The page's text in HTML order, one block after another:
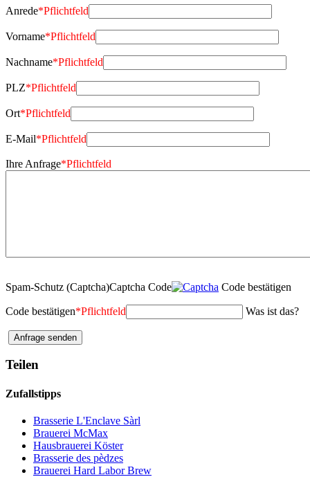
Anrede*Pflichtfeld
Vorname*Pflichtfeld
Nachname*Pflichtfeld
PLZ*Pflichtfeld
Ort*Pflichtfeld
E-Mail*Pflichtfeld
Ihre Anfrage*Pflichtfeld
Spam-Schutz (Captcha)Captcha Code Code bestätigen
Code bestätigen*Pflichtfeld Was ist das?
Teilen
Zufallstipps
Brasserie L'Enclave Sàrl
Brauerei McMax
Hausbrauerei Köster
Brasserie des pèdzes
Brauerei Hard Labor Brew